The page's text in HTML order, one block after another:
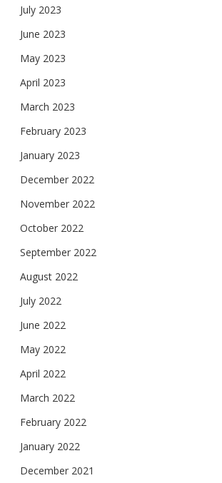
July 2023
June 2023
May 2023
April 2023
March 2023
February 2023
January 2023
December 2022
November 2022
October 2022
September 2022
August 2022
July 2022
June 2022
May 2022
April 2022
March 2022
February 2022
January 2022
December 2021